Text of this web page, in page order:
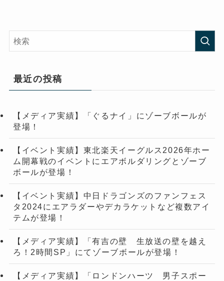
最近の投稿
【メディア実績】「ぐるナイ」にゾーブボールが
登場！
【イベント実績】東北楽天イーグルス2026年ホー
ム開幕戦のイベントにエアボルダリングとゾーブ
ボールが登場！
【イベント実績】中日ドラゴンズのファンフェス
タ2024にエアラダーやデカラケットなど複数アイ
テムが登場！
【メディア実績】「有吉の壁 生放送の壁を越え
ろ！2時間SP」にてゾーブボールが登場！
【メディア実績】「ロンドンハーツ 男子スポー